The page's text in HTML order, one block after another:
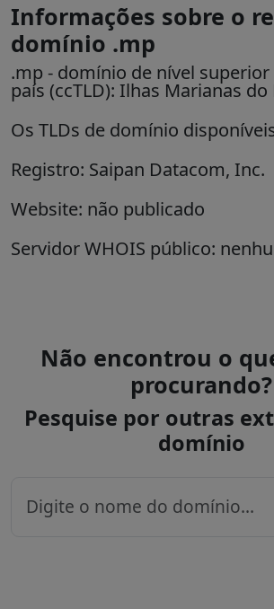
Informações sobre o
domínio .mp
.mp - domínio de nível
país (ccTLD): Ilhas Marianas do
Os TLDs de domínio
Registro: Saipan Datacom, Inc.
Website: não publicado
Servidor WHOIS público:
Não encontrou o
procurando?
Pesquise por outras
domínio